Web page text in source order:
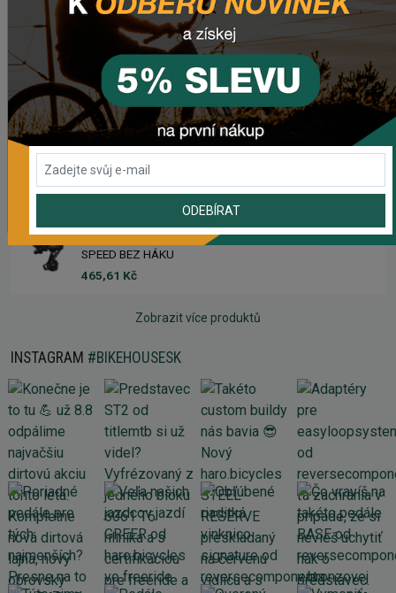
2 223,62 Kč
Rebuild kit pedálov CHROMAG SYNTH
1 006,16 Kč
Náhradný gumový diel pre košík CRUSSIS YBC-01
61,43 Kč
Prehadzovačka SHIMANO TOURNEY RD-TY200 GS 6/7
SPEED BEZ HÁKU
465,61 Kč
Zobrazit více produktů
INSTAGRAM #BIKEHOUSESK
ODEBÍRAT